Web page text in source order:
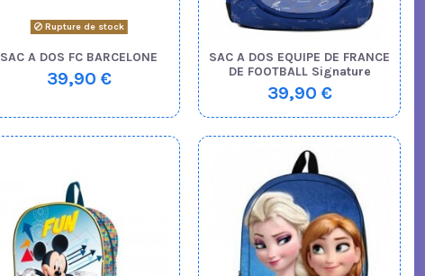
Rupture de stock
SAC A DOS FC BARCELONE
39,90 €
SAC A DOS EQUIPE DE FRANCE
DE FOOTBALL Signature
39,90 €